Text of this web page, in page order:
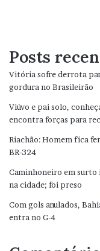
Posts
Vitória sofre derrota
gordura no Brasileirão
Viúvo e pai solo,
encontra forças para
Riachão: Homem fica
BR-324
Caminhoneiro em surto
na cidade; foi preso
Com gols anulados,
entra no G-4